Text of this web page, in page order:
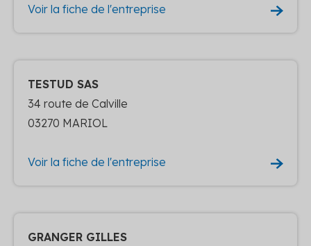
Voir la fiche de l'entreprise
TESTUD SAS
34 route de Calville
03270 MARIOL
Voir la fiche de l'entreprise
GRANGER GILLES